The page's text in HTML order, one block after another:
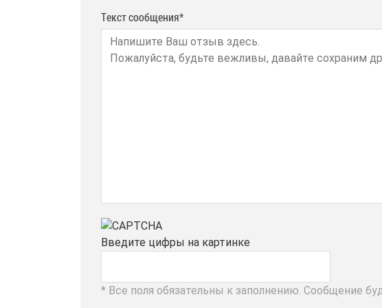
Текст сообщения*
Введите цифры на картинке
* Все поля обязательны к заполнению. Сообщение